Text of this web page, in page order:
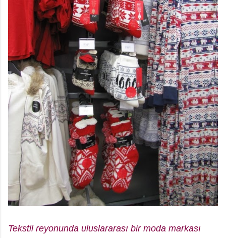
Tekstil reyonunda uluslararası bir moda markası